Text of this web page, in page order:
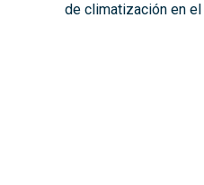
de climatización en el